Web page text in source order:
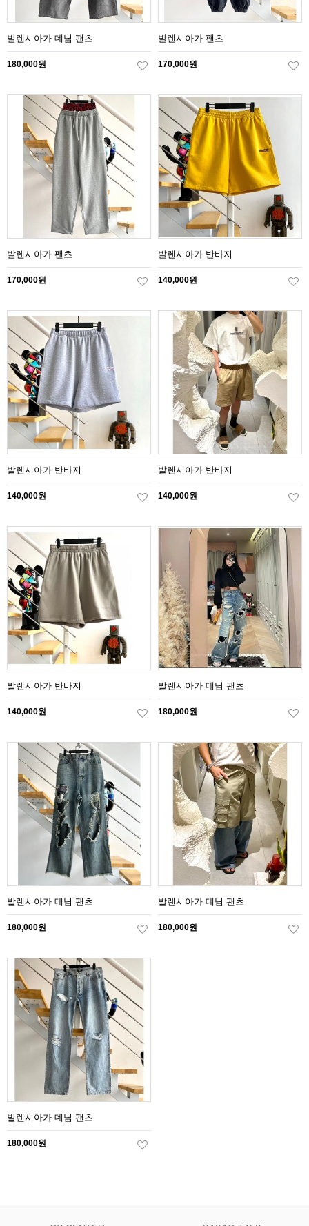
발렌시아가 데님 팬츠
180,000원
발렌시아가 팬츠
170,000원
발렌시아가 팬츠
170,000원
발렌시아가 반바지
140,000원
발렌시아가 반바지
140,000원
발렌시아가 반바지
140,000원
발렌시아가 반바지
140,000원
발렌시아가 데님 팬츠
180,000원
발렌시아가 데님 팬츠
180,000원
발렌시아가 데님 팬츠
180,000원
발렌시아가 데님 팬츠
180,000원